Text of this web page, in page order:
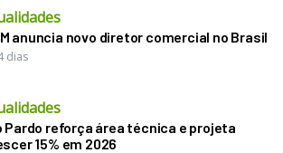
anuncia novo diretor comercial no Brasil
dias
Pardo reforça área técnica e projeta
15% em 2026